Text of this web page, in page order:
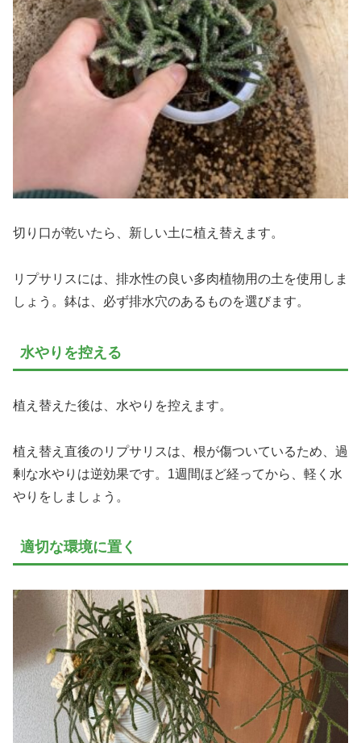
切り口が乾いたら、新しい土に植え替えます。
リプサリスには、排水性の良い多肉植物用の土を使用しま
しょう。鉢は、必ず排水穴のあるものを選びます。
水やりを控える
植え替えた後は、水やりを控えます。
植え替え直後のリプサリスは、根が傷ついているため、過
剰な水やりは逆効果です。1週間ほど経ってから、軽く水
やりをしましょう。
適切な環境に置く